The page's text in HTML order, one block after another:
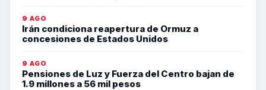
9 AGO
Irán condiciona reapertura de Ormuz a
concesiones de Estados Unidos
9 AGO
Pensiones de Luz y Fuerza del Centro bajan de
1.9 millones a 56 mil pesos